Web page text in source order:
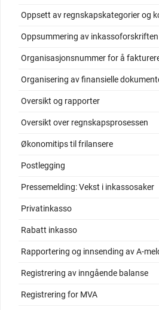
Oppsett av regnskapskategorier og
Oppsummering av inkassoforskriften
Organisasjonsnummer for å
Organisering av finansielle
Oversikt og rapporter
Oversikt over regnskapsprosessen
Økonomitips til frilansere
Postlegging
Pressemelding: Vekst i inkassosaker
Privatinkasso
Rabatt inkasso
Rapportering og innsending av A-
Registrering av inngående balanse
Registrering for MVA